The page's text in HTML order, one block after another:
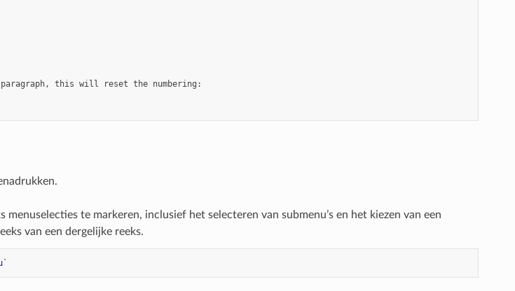
paragraph, this will reset the numbering :
menuselecties te markeren, inclusief het selecteren van submenu’s en het kiezen van een
van een dergelijke reeks.